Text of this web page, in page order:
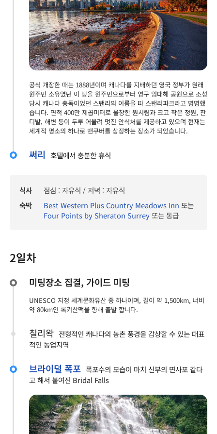
공식 개장한 때는 1888년이며 캐나다를 지배하던 영국 정부가 원래
원주민 소유였던 이 땅을 원주민으로부터 영구 임대해 공원으로 조성
당시 캐나다 총독이었던 스탠리의 이름을 따 스탠리파크라고 명명했
습니다. 면적 400만 제곱미터로 울창한 원시림과 크고 작은 정원, 잔
디밭, 해변 등이 두루 어울려 멋진 안식처를 제공하고 있으며 현재는
세계적 명소의 하나로 밴쿠버를 상징하는 장소가 되었습니다.
써리 호텔에서 충분한 휴식
식사
점심 : 자유식 / 저녁 : 자유식
숙박
Best Western Plus Country Meadows Inn 또는
Four Points by Sheraton Surrey또는 동급
2일차
미팅장소 집결, 가이드 미팅
UNESCO 지정 세계문화유산 중 하나이며, 길이 약 1,500km, 너비
약 80km인 록키산맥을 향해 출발 합니다.
칠리왁 전형적인 캐나다의 농촌 풍경을 감상할 수 있는 대표
적인 농업지역
브라이덜 폭포 폭포수의 모습이 마치 신부의 면사포 같다
고 해서 붙여진 Bridal Falls